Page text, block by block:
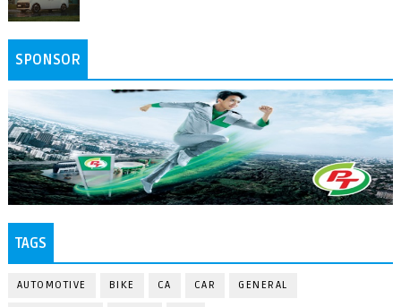
SPONSOR
TAGS
AUTOMOTIVE BIKE CA CAR GENERAL